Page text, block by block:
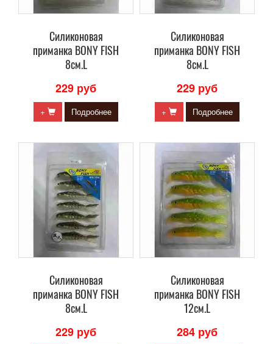
Силиконовая
приманка BONY FISH
8см.L
229 руб
+ Подробнее
Силиконовая
приманка BONY FISH
8см.L
229 руб
+ Подробнее
Силиконовая
приманка BONY FISH
8см.L
229 руб
Силиконовая
приманка BONY FISH
12см.L
284 руб